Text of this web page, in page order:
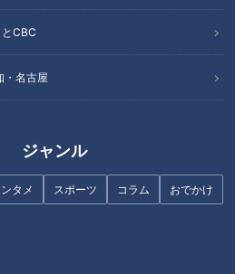
CBC
・名古屋
ジャンル
タメ スポーツ コラム おでかけ
起源！でも日本独自で発展した
『銃剣道』とは！？ 全国的にも
潜入！